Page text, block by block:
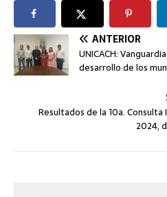
ANTERIOR
UNICACH:
desarrollo de los
Resultados de la 10a. Consulta
2024,